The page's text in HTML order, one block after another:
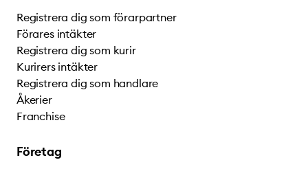
Registrera dig som förarpartner
Förares intäkter
Registrera dig som kurir
Kurirers intäkter
Registrera dig som handlare
Åkerier
Franchise
Företag